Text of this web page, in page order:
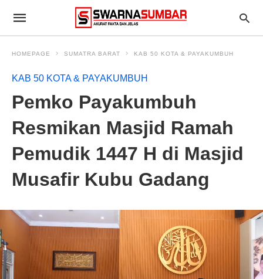
HOMEPAGE SUMATRA BARAT KAB 50 KOTA & PAYAKUMBUH
KAB 50 KOTA & PAYAKUMBUH
Pemko Payakumbuh
Resmikan Masjid Ramah
Pemudik 1447 H di Masjid
Musafir Kubu Gadang